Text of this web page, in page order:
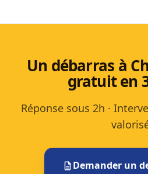
Un débarras à
gratuit en
Réponse sous 2h ·
Demander un